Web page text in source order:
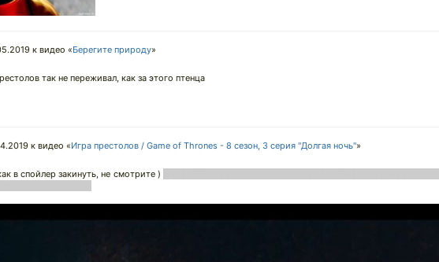
к видео «Берегите природу»
так не переживал, как за этого птенца
к видео «Игра престолов / Game of Thrones - 8 сезон, 3 серия "Долгая ночь"»
в спойлер закинуть, не смотрите )